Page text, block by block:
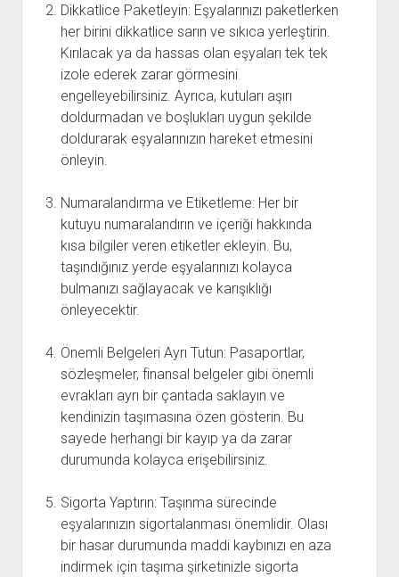
Dikkatlice Paketleyin: Eşyalarınızı paketlerken
her birini dikkatlice sarın ve sıkıca yerleştirin.
Kırılacak ya da hassas olan eşyaları tek tek
izole ederek zarar görmesini
engelleyebilirsiniz. Ayrıca, kutuları aşırı
doldurmadan ve boşlukları uygun şekilde
doldurarak eşyalarınızın hareket etmesini
önleyin.
Numaralandırma ve Etiketleme: Her bir
kutuyu numaralandırın ve içeriği hakkında
kısa bilgiler veren etiketler ekleyin. Bu,
taşındığınız yerde eşyalarınızı kolayca
bulmanızı sağlayacak ve karışıklığı
önleyecektir.
Önemli Belgeleri Ayrı Tutun: Pasaportlar,
sözleşmeler, finansal belgeler gibi önemli
evrakları ayrı bir çantada saklayın ve
kendinizin taşımasına özen gösterin. Bu
sayede herhangi bir kayıp ya da zarar
durumunda kolayca erişebilirsiniz.
Sigorta Yaptırın: Taşınma sürecinde
eşyalarınızın sigortalanması önemlidir. Olası
bir hasar durumunda maddi kaybınızı en aza
indirmek için taşıma şirketinizle sigorta